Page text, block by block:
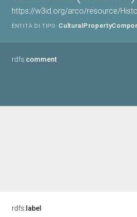
https://w3id.org/arco/resource/
ENTITÀ DI TIPO:
rdfs:comment
rdfs: label